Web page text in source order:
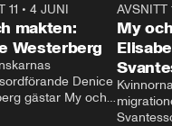
23:40
11 •4 JUNI
makten:
Westerberg
Denice
gästar My och
AVSNITT
My